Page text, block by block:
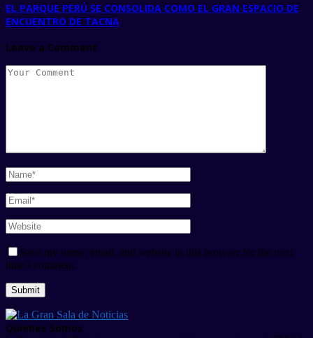
EL PARQUE PERÚ SE CONSOLIDA COMO EL GRAN ESPACIO DE
ENCUENTRO DE TACNA
Leave a Comment
Save my name, email, and website in this browser for the next
time I comment.
Quienes Somos